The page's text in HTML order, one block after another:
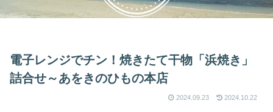
電子レンジでチン！焼きたて干物「浜焼き」
詰合せ～あをきのひもの本店
2024.09.23 2024.10.22